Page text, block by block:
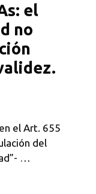
el
no
el Art. 655
del
…